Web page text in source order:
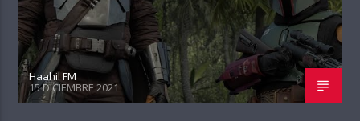
Haahil FM
15 DICIEMBRE 2021